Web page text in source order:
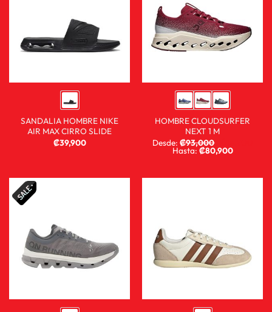
SANDALIA HOMBRE NIKE
AIR MAX CIRRO SLIDE
₡39,900
HOMBRE CLOUDSURFER
NEXT 1 M
Desde:₡93,000
Hasta:₡80,900